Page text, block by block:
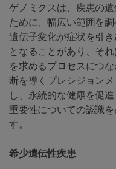
ゲノミクスは、疾患の
ために、幅広い範囲を
遺伝子変化が症状を引
となることがあり、そ
を求めるプロセスにつ
断を導くプレシジョン
し、永続的な健康を促
重要性についての認識
す。
希少遺伝性疾患